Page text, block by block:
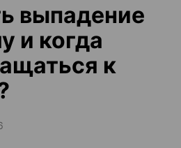
выпадение
и когда
к